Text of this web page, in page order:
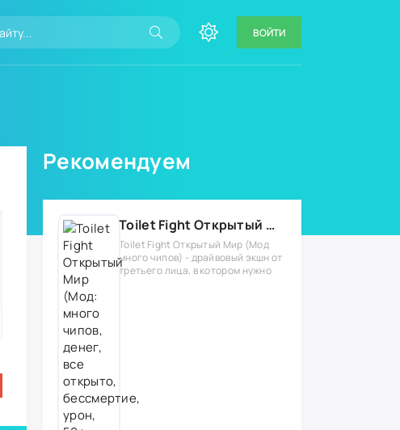
ВОЙТИ
Рекомендуем
Toilet Fight Открытый Мир (Мод: много чипов, денег, все открыто, бессмертие, урон, 50+ читов)
Toilet Fight Открытый Мир (Мод
много чипов) - драйвовый экшн от
третьего лица, в котором нужно